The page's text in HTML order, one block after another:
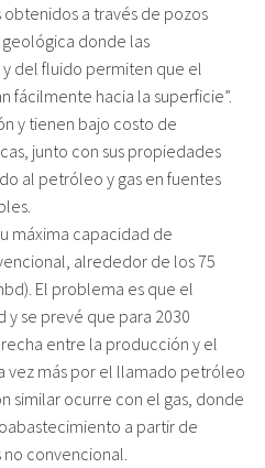
a través de pozos
donde las
del fluido permiten que el
fácilmente hacia la superficie”.
y tienen bajo costo de
junto con sus propiedades
al petróleo y gas en fuentes
máxima capacidad de
alrededor de los 75
El problema es que el
y se prevé que para 2030
entre la producción y el
vez más por el llamado petróleo
similar ocurre con el gas, donde
a partir de
convencional.